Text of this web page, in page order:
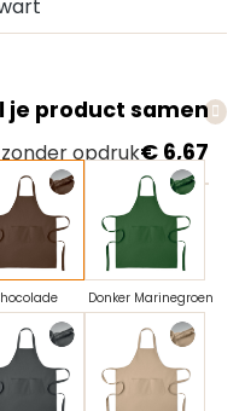
je product samen
opdruk€ 6,67
Donker Marinegroen